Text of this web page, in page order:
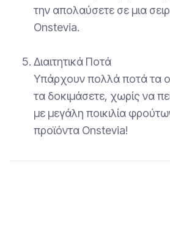
την απολαύσετε σε μια
Onstevia.
Διαιτητικά Ποτά
Υπάρχουν πολλά ποτά τα
τα δοκιμάσετε, χωρίς να
με μεγάλη ποικιλία
προϊόντα Onstevia!